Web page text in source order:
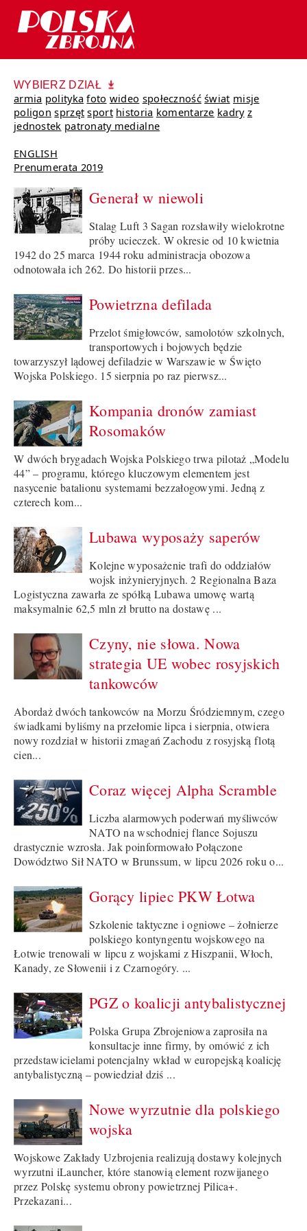
WYBIERZ DZIAŁ
armia polityka foto wideo społeczność świat misje
poligon sprzęt sport historia komentarze kadry z
jednostek patronaty medialne
ENGLISH
Prenumerata 2019
Generał w niewoli
Stalag Luft 3 Sagan rozsławiły wielokrotne
próby ucieczek. W okresie od 10 kwietnia
1942 do 25 marca 1944 roku administracja obozowa
odnotowała ich 262. Do historii przes...
Powietrzna defilada
Przelot śmigłowców, samolotów szkolnych,
transportowych i bojowych będzie
towarzyszył lądowej defiladzie w Warszawie w Święto
Wojska Polskiego. 15 sierpnia po raz pierwsz...
Kompania dronów zamiast
Rosomaków
W dwóch brygadach Wojska Polskiego trwa pilotaż „Modelu
44” – programu, którego kluczowym elementem jest
nasycenie batalionu systemami bezzałogowymi. Jedną z
czterech kom...
Lubawa wyposaży saperów
Kolejne wyposażenie trafi do oddziałów
wojsk inżynieryjnych. 2 Regionalna Baza
Logistyczna zawarła ze spółką Lubawa umowę wartą
maksymalnie 62,5 mln zł brutto na dostawę ...
Czyny, nie słowa. Nowa
strategia UE wobec rosyjskich
tankowców
Abordaż dwóch tankowców na Morzu Śródziemnym, czego
świadkami byliśmy na przełomie lipca i sierpnia, otwiera
nowy rozdział w historii zmagań Zachodu z rosyjską flotą
cien...
Coraz więcej Alpha Scramble
Liczba alarmowych poderwań myśliwców
NATO na wschodniej flance Sojuszu
drastycznie wzrosła. Jak poinformowało Połączone
Dowództwo Sił NATO w Brunssum, w lipcu 2026 roku o...
Gorący lipiec PKW Łotwa
Szkolenie taktyczne i ogniowe – żołnierze
polskiego kontyngentu wojskowego na
Łotwie trenowali w lipcu z wojskami z Hiszpanii, Włoch,
Kanady, ze Słowenii i z Czarnogóry. ...
PGZ o koalicji antybalistycznej
Polska Grupa Zbrojeniowa zaprosiła na
konsultacje inne firmy, by omówić z ich
przedstawicielami potencjalny wkład w europejską koalicję
antybalistyczną – powiedział dziś ...
Nowe wyrzutnie dla polskiego
wojska
Wojskowe Zakłady Uzbrojenia realizują dostawy kolejnych
wyrzutni iLauncher, które stanowią element rozwijanego
przez Polskę systemu obrony powietrznej Pilica+.
Przekazani...